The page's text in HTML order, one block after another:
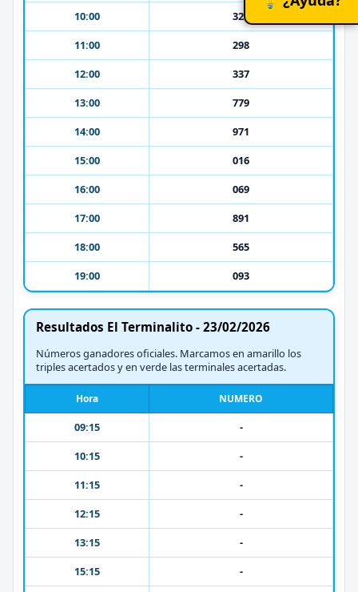
10:00
327
11:00
298
12:00
337
13:00
779
14:00
971
15:00
016
16:00
069
17:00
891
18:00
565
19:00
093
Resultados El Terminalito - 23/02/2026
Números ganadores oficiales. Marcamos en amarillo los
triples acertados y en verde las terminales acertadas.
Hora NUMERO
09:15
-
10:15
-
11:15
-
12:15
-
13:15
-
15:15
-